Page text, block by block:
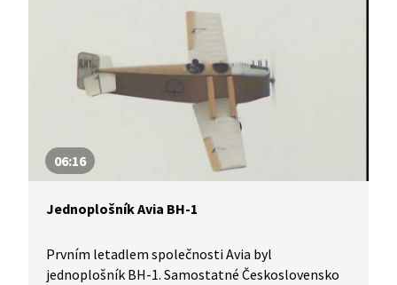
po prožitém závalu. Petrovýma očima poznáváme
drsné parťáctví i fyzicky a psychicky
nepředstavitelně tvrdou práci 600 metrů
pod zemí.
06:16
Jednoplošník Avia BH-1
Prvním letadlem společnosti Avia byl
jednoplošník BH-1. Samostatné Československo